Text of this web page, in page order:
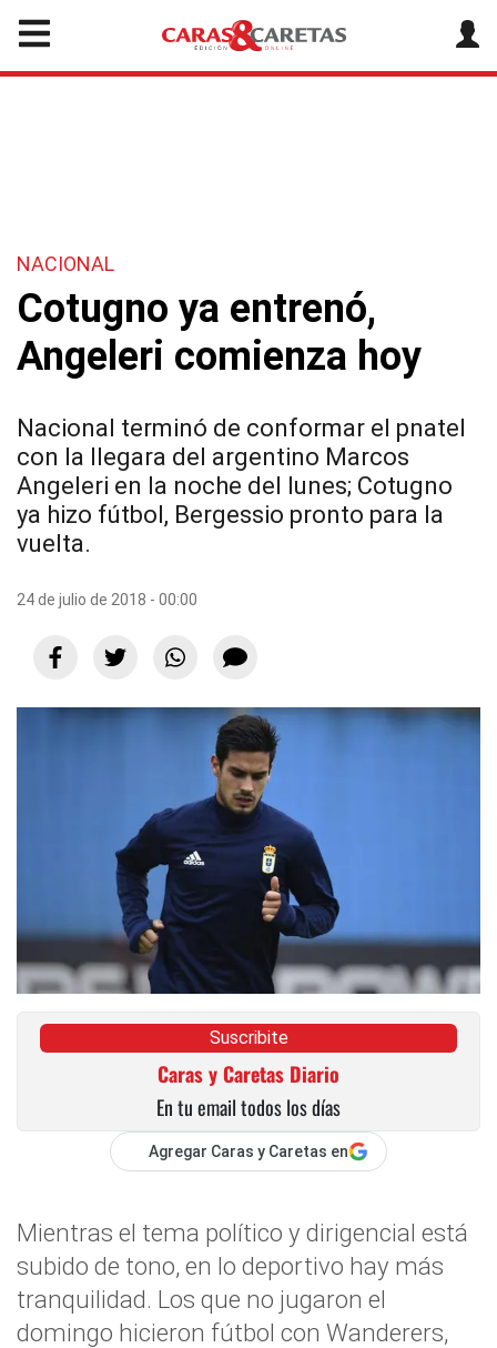
NACIONAL
Cotugno ya entrenó,
Angeleri comienza hoy
Nacional terminó de conformar el pnatel
con la llegara del argentino Marcos
Angeleri en la noche del lunes; Cotugno
ya hizo fútbol, Bergessio pronto para la
vuelta.
24 de julio de 2018 - 00:00
Suscribite
Caras y Caretas Diario
En tu email todos los días
Agregar Caras y Caretas en
Mientras el tema político y dirigencial está
subido de tono, en lo deportivo hay más
tranquilidad. Los que no jugaron el
domingo hicieron fútbol con Wanderers,